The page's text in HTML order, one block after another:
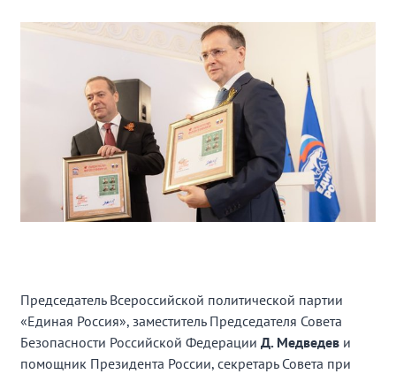
Председатель Всероссийской политической партии
«Единая Россия», заместитель Председателя Совета
Безопасности Российской Федерации Д. Медведев и
помощник Президента России, секретарь Совета при